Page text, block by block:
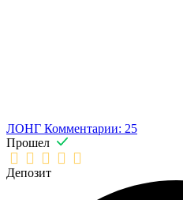
ЛОНГ Комментарии: 25
Прошел
Депозит